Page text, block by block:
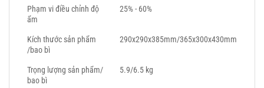
Phạm vi điều chỉnh độ
ẩm
25% - 60%
Kích thước sản phẩm
/bao bì
290x290x385mm/365x300x430mm
Trọng lượng sản phẩm/
bao bì
5.9/6.5 kg